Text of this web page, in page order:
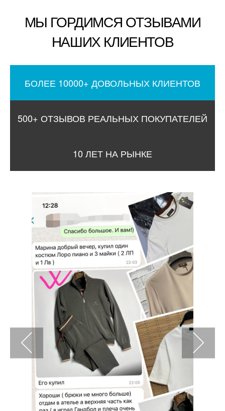
МЫ ГОРДИМСЯ ОТЗЫВАМИ
НАШИХ КЛИЕНТОВ
БОЛЕЕ 10000+ ДОВОЛЬНЫХ КЛИЕНТОВ
500+ ОТЗЫВОВ РЕАЛЬНЫХ ПОКУПАТЕЛЕЙ
10 ЛЕТ НА РЫНКЕ